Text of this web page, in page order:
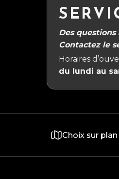
Des
Contactez le
Horaires
du lundi au
Choix sur plan